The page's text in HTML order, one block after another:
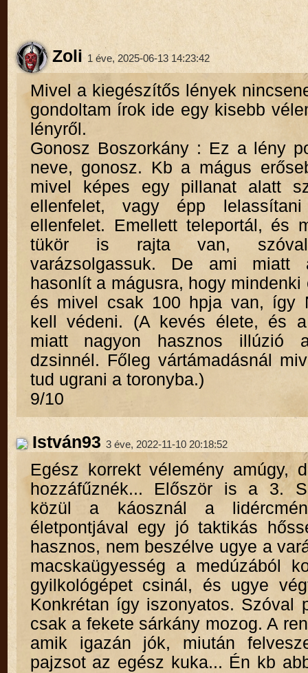
Zoli 1 éve, 2025-06-13 14:23:42
Mivel a kiegészítős lények
gondoltam írok ide egy kisebb
lényről.
Gonosz Boszorkány : Ez a lény
neve, gonosz. Kb a mágus
mivel képes egy pillanat alatt
ellenfelet, vagy épp
ellenfelet. Emellett teleportál, és
tükör is rajta van, szóval
varázsolgassuk. De ami miatt
hasonlít a mágusra, hogy mindenki
és mivel csak 100 hpja van, így
kell védeni. (A kevés élete, és a
miatt nagyon hasznos illúzió
dzsinnél. Főleg vártámadásnál
tud ugrani a toronyba.)
9/10
István93 3 éve, 2022-11-10 20:18:52
Egész korrekt vélemény amúgy,
hozzáfűznék... Először is a 3.
közül a káosznál a
életpontjával egy jó taktikás
hasznos, nem beszélve ugye a
macskaügyesség a medúzából
gyilkológépet csinál, és ugye
Konkrétan így iszonyatos. Szóval
csak a fekete sárkány mozog. A
amik igazán jók, miután
pajzsot az egész kuka... Én kb